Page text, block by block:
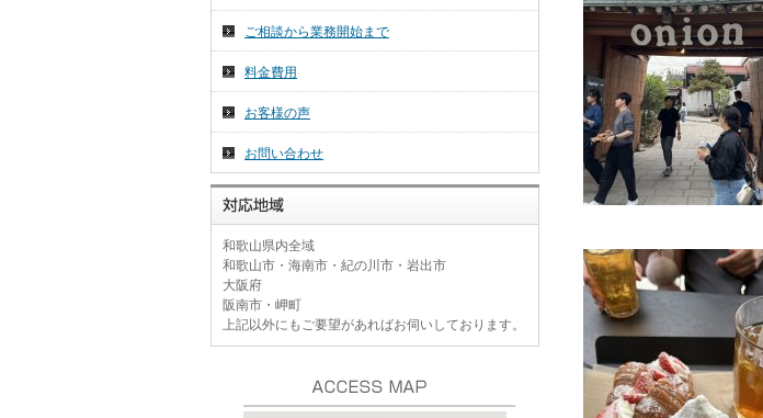
ご相談から業務開始まで
料金費用
お客様の声
お問い合わせ
和歌山県内全域
和歌山市・海南市・紀の川市・岩出市
大阪府
阪南市・岬町
上記以外にもご要望があればお伺いしております。